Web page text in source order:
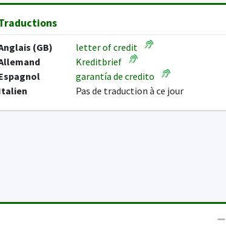
(GB)
letter of credit
Kreditbrief
garantía de credito
Pas de traduction à ce jour